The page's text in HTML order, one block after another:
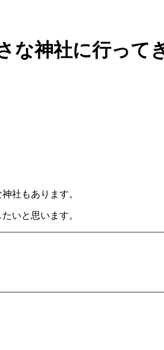
な神社に行って
社もあります。
いと思います。